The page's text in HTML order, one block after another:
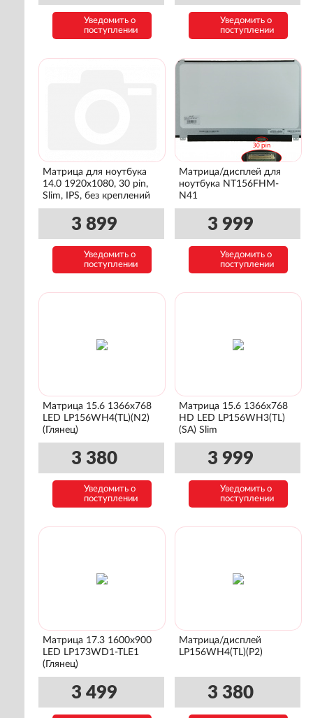
Уведомить о
поступлении
Уведомить о
поступлении
Матрица для ноутбука
14.0 1920x1080, 30 pin,
Slim, IPS, без креплений
3 899
Уведомить о
поступлении
Матрица/дисплей для
ноутбука NT156FHM-
N41
3 999
Уведомить о
поступлении
Матрица 15.6 1366x768
LED LP156WH4(TL)(N2)
(Глянец)
3 380
Уведомить о
поступлении
Матрица 15.6 1366x768
HD LED LP156WH3(TL)
(SA) Slim
3 999
Уведомить о
поступлении
Матрица 17.3 1600x900
LED LP173WD1-TLE1
(Глянец)
3 499
Матрица/дисплей
LP156WH4(TL)(P2)
3 380